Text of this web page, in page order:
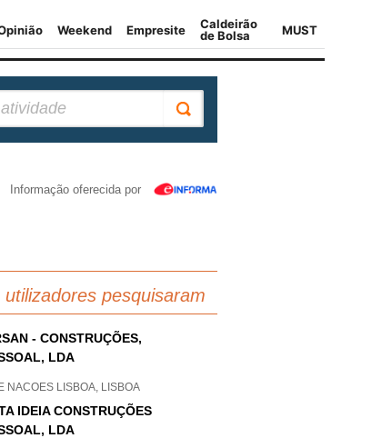
Informação oferecida por
utilizadores pesquisaram
- CONSTRUÇÕES,
LDA
NACOES LISBOA, LISBOA
IDEIA CONSTRUÇÕES
LDA